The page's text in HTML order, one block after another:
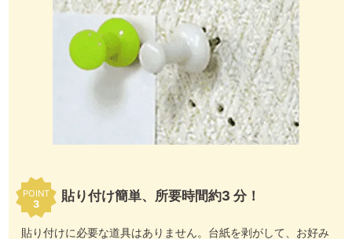
POINT
3
貼り付け簡単、所要時間約3 分！
貼り付けに必要な道具はありません。台紙を剥がして、お好み